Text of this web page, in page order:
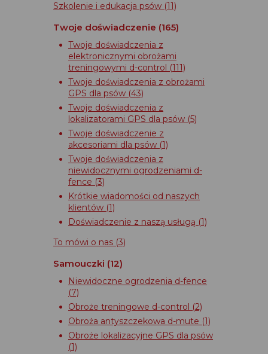
Szkolenie i edukacja psów (11)
Twoje doświadczenie (165)
Twoje doświadczenia z
elektronicznymi obrożami
treningowymi d-control (111)
Twoje doświadczenia z obrożami
GPS dla psów (43)
Twoje doświadczenia z
lokalizatorami GPS dla psów (5)
Twoje doświadczenie z
akcesoriami dla psów (1)
Twoje doświadczenia z
niewidocznymi ogrodzeniami d-
fence (3)
Krótkie wiadomości od naszych
klientów (1)
Doświadczenie z naszą usługą (1)
To mówi o nas (3)
Samouczki (12)
Niewidoczne ogrodzenia d-fence
(7)
Obroże treningowe d-control (2)
Obroża antyszczekowa d-mute (1)
Obroże lokalizacyjne GPS dla psów
(1)